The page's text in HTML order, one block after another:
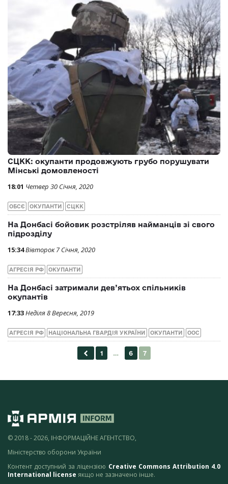
СЦКК: окупанти продовжують грубо порушувати
Мінські домовленості
18:01 Четвер 30 Січня, 2020
ОБСЄ ОКУПАНТИ СЦКК
На Донбасі бойовик розстріляв найманців зі свого
підрозділу
15:34Вівторок 7 Січня, 2020
АГРЕСІЯ РФ ОКУПАНТИ
На Донбасі затримали дев’ятьох спільників
окупантів
17:33Неділя 8 Вересня, 2019
АГРЕСІЯ РФ НАЦІОНАЛЬНА ГВАРДІЯ УКРАЇНИ ОКУПАНТИ ООС
© 2018 - 2026, ІНФОРМАЦІЙНЕ АГЕНТСТВО,
Міністерство оборони України
Контент доступний за ліцензією Creative Commons Attribution 4.0
International license якщо не зазначено інше.